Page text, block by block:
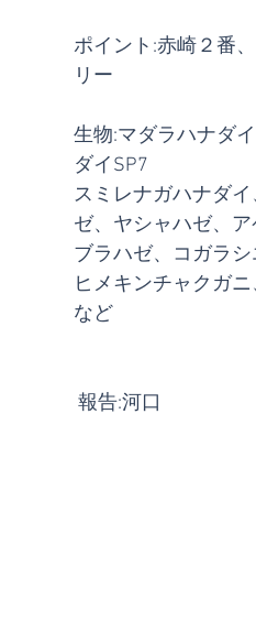
ポイント:赤崎２番
リー
生物:マダラハナダ
ダイSP7
スミレナガハナダ
ゼ、ヤシャハゼ、
ブラハゼ、コガラ
ヒメキンチャクガ
など
報告:河口